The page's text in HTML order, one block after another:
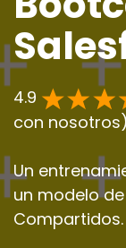
4.9
con nosotros)
Un
un modelo